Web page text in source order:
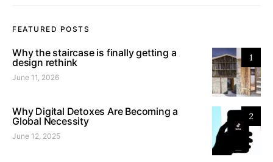
FEATURED POSTS
1
Why the staircase is finally getting a
design rethink
June 11, 2026
2
Why Digital Detoxes Are Becoming a
Global Necessity
June 12, 2025